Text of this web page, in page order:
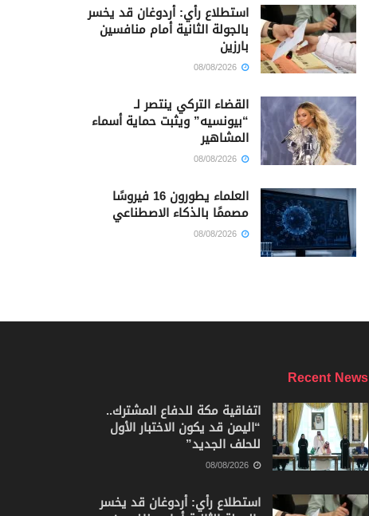
استطلاع رأي: أردوغان قد يخسر
بالجولة الثانية أمام منافسين
بارزين
القضاء التركي ينتصر لـ
“بيونسيه” ويثبت حماية أسماء
المشاهير
العلماء يطورون 16 فيروسًا
مصممًا بالذكاء الاصطناعي
Recent News
اتفاقية مكة للدفاع المشترك..
“اليمن قد يكون الاختبار الأول
للحلف الجديد”
استطلاع رأي: أردوغان قد يخسر